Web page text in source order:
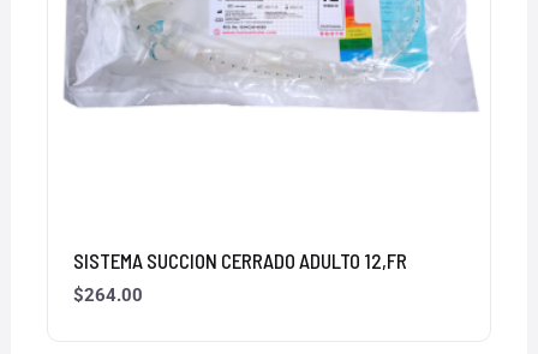
SISTEMA SUCCION CERRADO ADULTO 12,FR
$264.00